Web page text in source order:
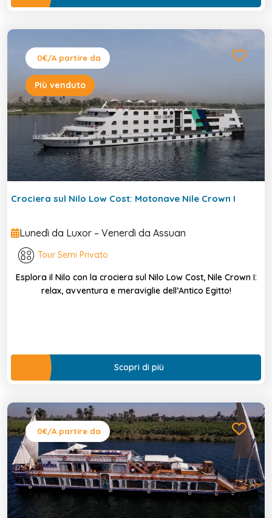
0€/A partire da
Più venduto
Crociera sul Nilo Low Cost: Motonave Nile Crown I
Lunedì da Luxor – Venerdì da Assuan
Tour Semi Privato
Esplora il Nilo con la crociera sul Nilo Low Cost, Nile Crown I:
relax, avventura e meraviglie dell’Antico Egitto!
Scopri di più
0€/A partire da